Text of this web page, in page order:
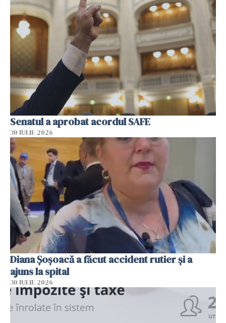
Senatul a aprobat acordul SAFE
30 IULIE 2026
Diana Șoșoacă a făcut accident rutier și a
ajuns la spital
30 IULIE 2026